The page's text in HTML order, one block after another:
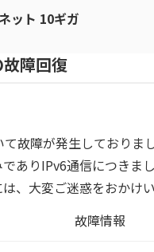
ット 10ギガ
障回復
故障が発生しておりま
ありIPv6通信につきま
、大変ご迷惑をおかけ
故障情報